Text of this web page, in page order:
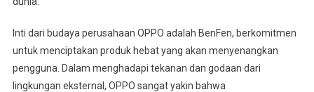
Inti dari budaya perusahaan OPPO adalah BenFen, berkomitmen
untuk menciptakan produk hebat yang akan menyenangkan
pengguna. Dalam menghadapi tekanan dan godaan dari
lingkungan eksternal, OPPO sangat yakin bahwa